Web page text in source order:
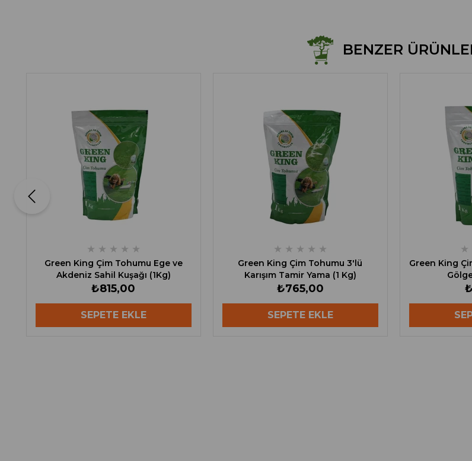
BENZER
★ ★ ★ ★ ★
Green King Çim Tohumu Ege ve
Akdeniz Sahil Kuşağı (1Kg)
₺815,00
SEPETE EKLE
★ ★ ★ ★ ★
Green King Çim Tohumu 3'lü
Karışım Tamir Yama (1 Kg)
₺765,00
SEPETE EKLE
★
Green King